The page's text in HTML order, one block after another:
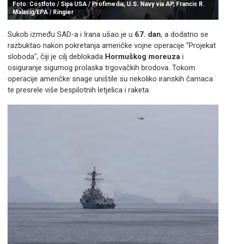
Foto: Costfoto / Sipa USA / Profimedia, U.S. Navy via AP, Francis R.
Malasig/EPA / Ringier
Sukob između SAD-a i Irana ušao je u 67. dan, a dodatno se
razbuktao nakon pokretanja američke vojne operacije "Projekat
sloboda", čiji je cilj deblokada Hormuškog moreuza i
osiguranje sigurnog prolaska trgovačkih brodova. Tokom
operacije američke snage uništile su nekoliko iranskih čamaca
te presrele više bespilotnih letjelica i raketa.